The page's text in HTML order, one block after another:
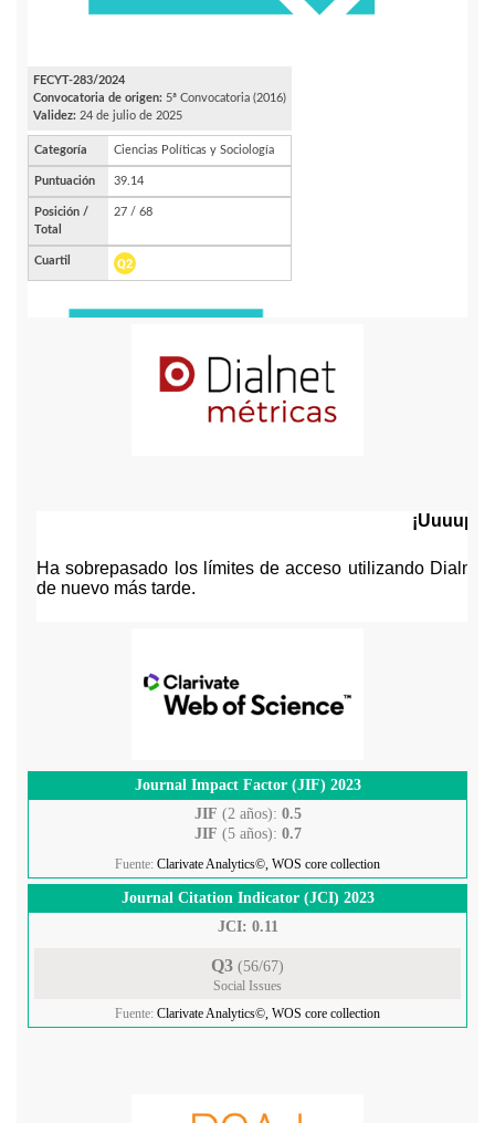
Journal Impact Factor (JIF) 2023
JIF (2 años): 0.5
JIF (5 años): 0.7
Fuente: Clarivate Analytics©, WOS core collection
Journal Citation Indicator (JCI) 2023
JCI: 0.11
Q3 (56/67)
Social Issues
Fuente: Clarivate Analytics©, WOS core collection